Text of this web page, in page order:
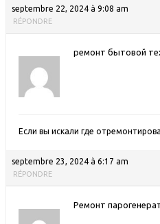
septembre 22, 2024 à 9:08 am
RÉPONDRE
ремонт бытовой
Если вы искали где
septembre 23, 2024 à 6:17 am
RÉPONDRE
Ремонт